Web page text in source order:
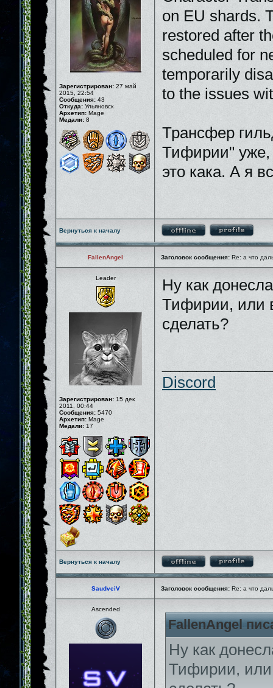
Зарегистрирован: 27 май
2015, 22:54
Сообщения: 43
Откуда: Ульяновск
Архетип: Mage
Медали: 8
on EU shards.
restored after
scheduled for
temporarily
to the issues
Трансфер
Тифирии" уже,
это кака. А я
Вернуться к началу
FallenAngel Заголовок сообщения: Re: а что
Leader
Зарегистрирован: 15 дек
2011, 00:44
Сообщения: 5470
Архетип: Mage
Медали: 17
Ну как
Тифирии, или
сделать?
Discord
Вернуться к началу
SaudveiV Заголовок сообщения: Re: а что
Ascended
FallenAngel
Ну как
Тифирии, или